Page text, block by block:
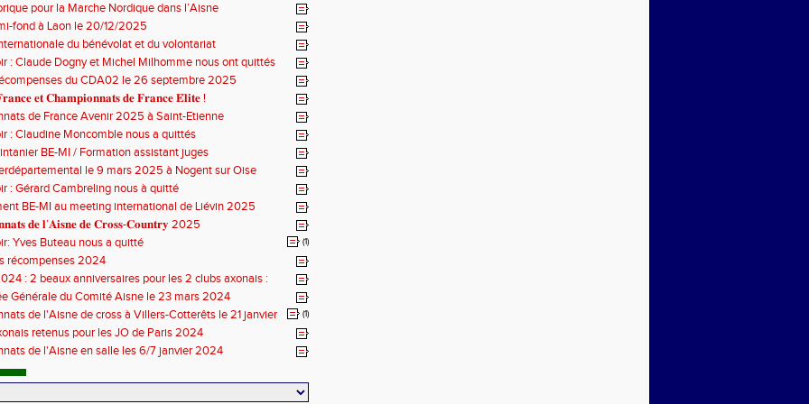
pour la Marche Nordique dans l’Aisne
fond à Laon le 20/12/2025
du bénévolat et du volontariat
: Claude Dogny et Michel Milhomme nous ont quittés
du CDA02 le 26 septembre 2025
𝐞𝐭 𝐂𝐡𝐚𝐦𝐩𝐢𝐨𝐧𝐧𝐚𝐭𝐬 𝐝𝐞 𝐅𝐫𝐚𝐧𝐜𝐞 𝐄́𝐥𝐢𝐭𝐞 !
de France Avenir 2025 à Saint-Etienne
: Claudine Moncomble nous a quittés
BE-MI / Formation assistant juges
le 9 mars 2025 à Nogent sur Oise
: Gérard Cambreling nous à quitté
BE-MI au meeting international de Liévin 2025
𝐝𝐞 𝐥’𝐀𝐢𝐬𝐧𝐞 𝐝𝐞 𝐂𝐫𝐨𝐬𝐬-𝐂𝐨𝐮𝐧𝐭𝐫𝐲 2025
Yves Buteau nous a quitté (1)
récompenses 2024
: 2 beaux anniversaires pour les 2 clubs axonais :
CA Belleu
Générale du Comité Aisne le 23 mars 2024
de l'Aisne de cross à Villers-Cotterêts le 21 janvier
(1)
retenus pour les JO de Paris 2024
de l'Aisne en salle les 6/7 janvier 2024